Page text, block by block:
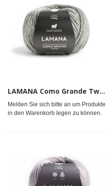
LAMANA Como Grande Tweed 5x50g
Melden Sie sich bitte an um Produkte
in den Warenkorb legen zu können.